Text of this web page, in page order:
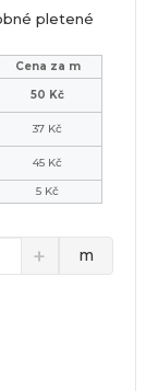
pletené
Cena za m
50 Kč
37 Kč
45 Kč
5 Kč
m